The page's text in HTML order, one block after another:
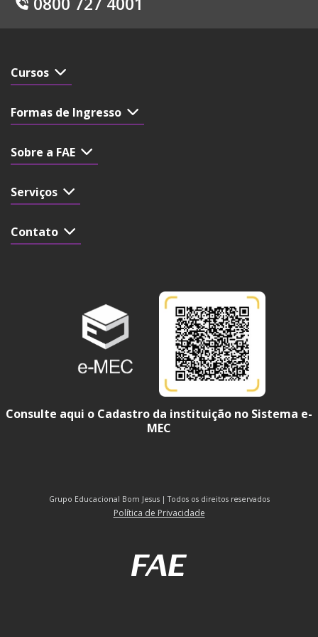
Cursos
Formas de Ingresso
Sobre a FAE
Serviços
Contato
Consulte aqui o Cadastro da instituição no Sistema e-
MEC
Grupo Educacional Bom Jesus | Todos os direitos reservados
Política de Privacidade